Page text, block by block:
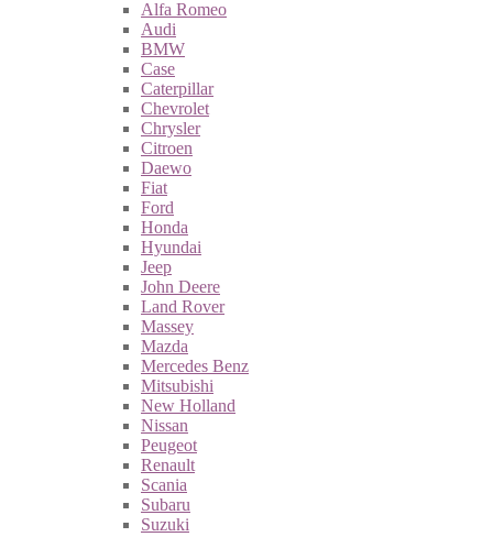
Alfa Romeo
Audi
BMW
Case
Caterpillar
Chevrolet
Chrysler
Citroen
Daewo
Fiat
Ford
Honda
Hyundai
Jeep
John Deere
Land Rover
Massey
Mazda
Mercedes Benz
Mitsubishi
New Holland
Nissan
Peugeot
Renault
Scania
Subaru
Suzuki